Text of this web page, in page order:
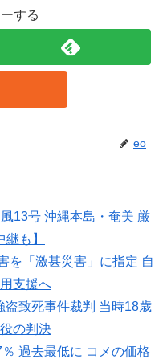
する
eo
13号 沖縄本島・奄美 厳
も】
を「激甚災害」に指定 自
支援へ
盗致死事件裁判 当時18歳
の判決
過去最低に コメの価格